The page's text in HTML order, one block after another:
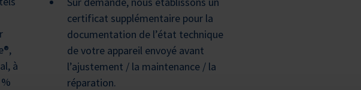
à
certificat supplémentaire pour la
documentation de l’état technique
de votre appareil envoyé avant
l’ajustement / la maintenance / la
réparation.